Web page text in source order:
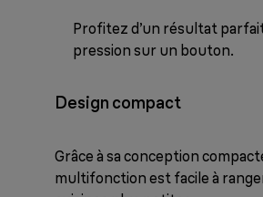
Profitez d’un résultat
pression sur un bouton.
Design compact
Grâce à sa conception
multifonction est facile à